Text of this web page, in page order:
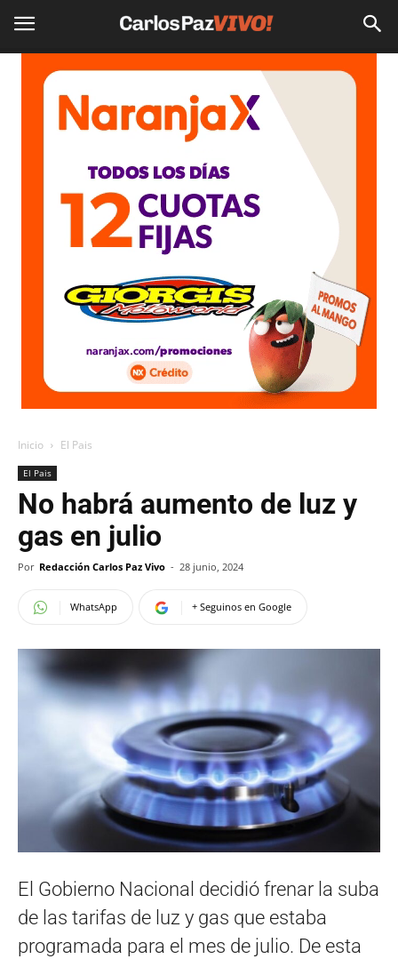
Inicio El Pais
El Pais
No habrá aumento de luz y
gas en julio
Por Redacción Carlos Paz Vivo - 28 junio, 2024
WhatsApp + Seguinos en Google
El Gobierno Nacional decidió frenar la suba
de las tarifas de luz y gas que estaba
programada para el mes de julio. De esta